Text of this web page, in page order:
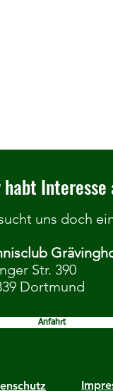
Interesse
uns doch
Str. 390
Dortmund
Anfahrt